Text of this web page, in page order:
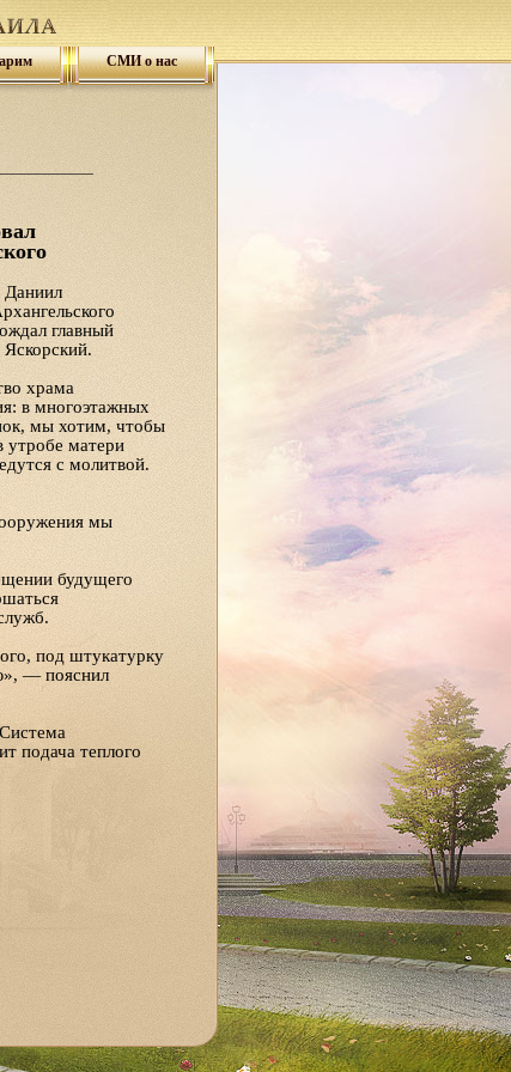
СМИ о нас
Даниил
главный
храма
в многоэтажных
мы хотим, чтобы
утробе матери
с молитвой.
мы
будущего
под штукатурку
— пояснил
подача теплого